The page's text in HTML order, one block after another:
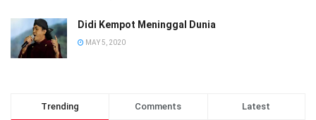
Didi Kempot Meninggal Dunia
MAY 5, 2020
Trending Comments Latest